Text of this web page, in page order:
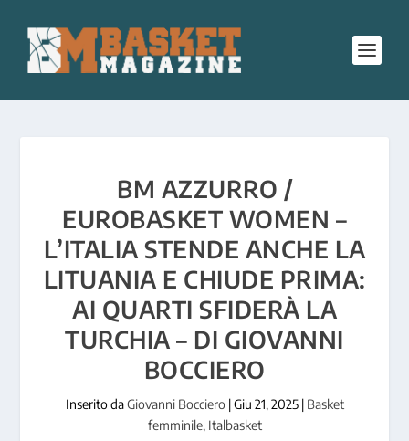
BM AZZURRO /
EUROBASKET WOMEN –
L’ITALIA STENDE ANCHE LA
LITUANIA E CHIUDE PRIMA:
AI QUARTI SFIDERÀ LA
TURCHIA – DI GIOVANNI
BOCCIERO
Inserito daGiovanni Bocciero |Giu 21, 2025| Basket
femminile, Italbasket